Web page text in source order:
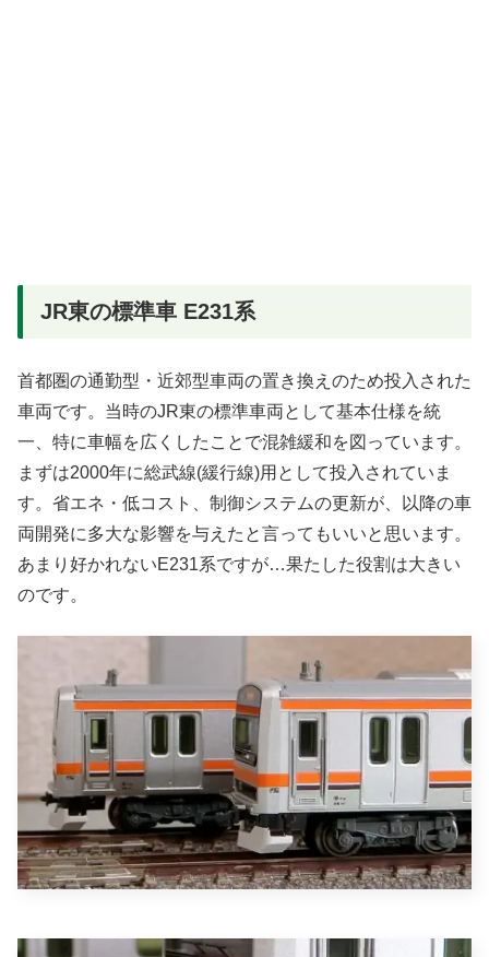
JR東の標準車 E231系
首都圏の通勤型・近郊型車両の置き換えのため投入された
車両です。当時のJR東の標準車両として基本仕様を統
一、特に車幅を広くしたことで混雑緩和を図っています。
まずは2000年に総武線(緩行線)用として投入されていま
す。省エネ・低コスト、制御システムの更新が、以降の車
両開発に多大な影響を与えたと言ってもいいと思います。
あまり好かれないE231系ですが…果たした役割は大きい
のです。